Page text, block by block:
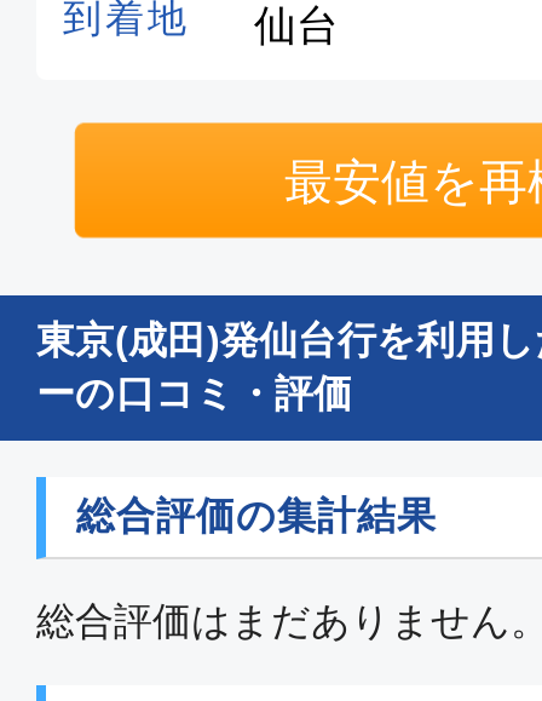
最安値を再
東京(成田)発仙台行を利用
ーの口コミ・評価
総合評価の集計結果
総合評価はまだありません